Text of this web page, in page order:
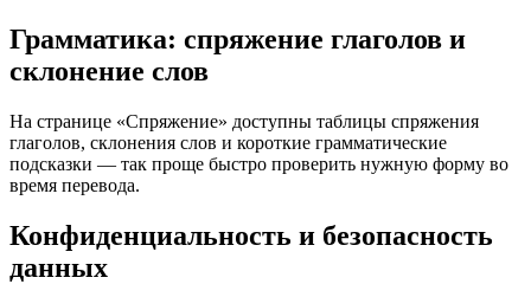
Грамматика: спряжение глаголов и
склонение слов
На странице «Спряжение» доступны таблицы спряжения
глаголов, склонения слов и короткие грамматические
подсказки — так проще быстро проверить нужную форму во
время перевода.
Конфиденциальность и безопасность
данных